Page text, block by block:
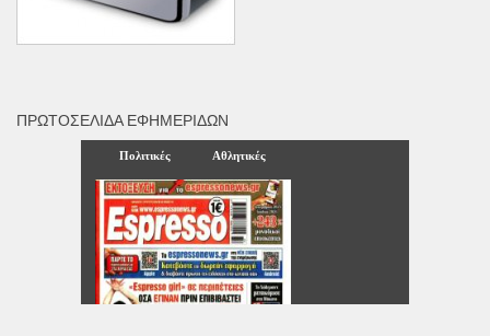
ΠΡΩΤΟΣΈΛΙΔΑ ΕΦΗΜΕΡΊΔΩΝ